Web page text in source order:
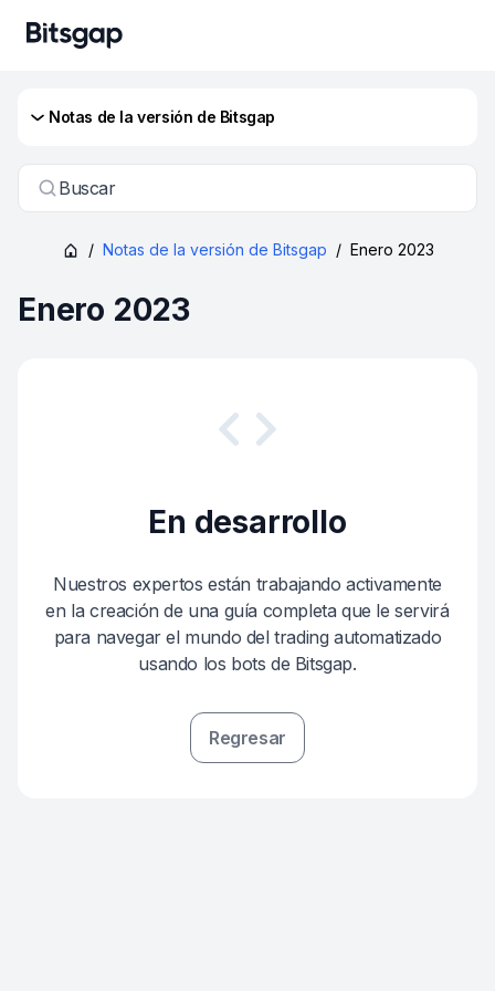
Notas de la versión de Bitsgap
Buscar
/ Notas de la versión de Bitsgap / Enero 2023
Enero 2023
En desarrollo
Nuestros expertos están trabajando activamente
en la creación de una guía completa que le servirá
para navegar el mundo del trading automatizado
usando los bots de Bitsgap.
Regresar